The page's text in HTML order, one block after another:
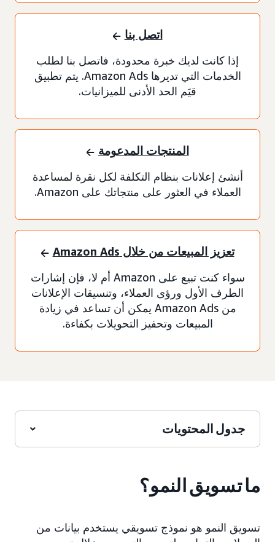
اتصل بنا
إذا كانت لديك خبرة محدودة، فاتصل بنا لطلب
الخدمات التي تديرها Amazon Ads. يتم تطبيق
قيَم الحد الأدنى للميزانيات.
المنتجات المدعومة
أنشئ إعلانات بنظام التكلفة لكل نقرة لمساعدة
العملاء في العثور على منتجاتك على Amazon.
تعزيز المبيعات من خلال Amazon Ads
سواء كنت تبيع على Amazon أم لا، فإن إشارات
الطرف الأول ورؤى العملاء، وتنسيقات الإعلانات
من Amazon Ads يمكن أن تساعد في زيادة
المبيعات وتحفيز التحويلات بكفاءة.
جدول المحتويات
ما تسويق النمو؟
تسويق النمو هو نموذج تسويقي يستخدم بيانات من